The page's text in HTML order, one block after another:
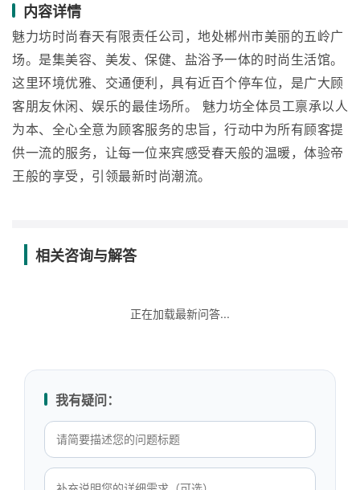
内容详情
魅力坊时尚春天有限责任公司，地处郴州市美丽的五岭广
场。是集美容、美发、保健、盐浴予一体的时尚生活馆。
这里环境优雅、交通便利，具有近百个停车位，是广大顾
客朋友休闲、娱乐的最佳场所。 魅力坊全体员工禀承以人
为本、全心全意为顾客服务的忠旨，行动中为所有顾客提
供一流的服务，让每一位来宾感受春天般的温暖，体验帝
王般的享受，引领最新时尚潮流。
相关咨询与解答
正在加载最新问答...
我有疑问：